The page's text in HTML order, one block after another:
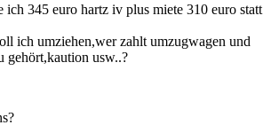
ich 345 euro hartz iv plus miete 310 euro statt
ich umziehen,wer zahlt umzugwagen und
gehört,kaution usw..?